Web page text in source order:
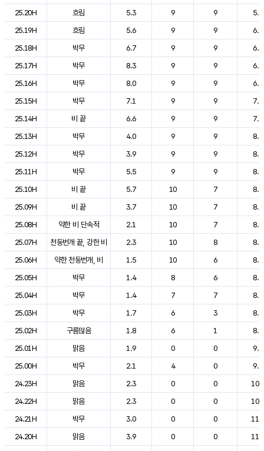
25.20H
흐림 5.3 9 9
5.9
25.19H
흐림 5.6 9 9
6.1
25.18H
박무 6.7 9 9
6.3
25.17H
박무 8.3 9 9
6.5
25.16H
박무 8.0 9 9
6.9
25.15H
박무 7.1 9 9
7.4
25.14H
비 끝 6.6 9 9
7.9
25.13H
박무 4.0 9 9
8.5
25.12H
박무 3.9 9 9
8.6
25.11H
박무 5.5 9 9
8.0
25.10H
비 끝 5.7 10 7
8.1
25.09H
비 끝 3.7 10 7
8.5
25.08H
약한 비 단속적 2.1 10 7
8.2
25.07H
천둥번개 끝, 강한 비 2.3 10 8
8.3
25.06H
약한 천둥번개, 비 1.5 10 6
8.6
25.05H
박무 1.4 8 6
8.3
25.04H
박무 1.4 7 7
8.4
25.03H
박무 1.7 6 3
8.5
25.02H
구름많음 1.8 6 1
8.9
25.01H
맑음 1.9 0 0
9.1
25.00H
박무 2.1 4 0
9.6
24.23H
맑음 2.3 0 0
10.2
24.22H
맑음 2.3 0 0
10.7
24.21H
박무 3.0 0 0
11.3
24.20H
맑음 3.9 0 0
11.6